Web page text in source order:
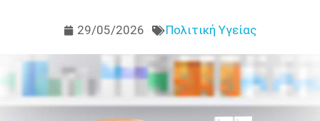
29/05/2026 Πολιτική Υγείας